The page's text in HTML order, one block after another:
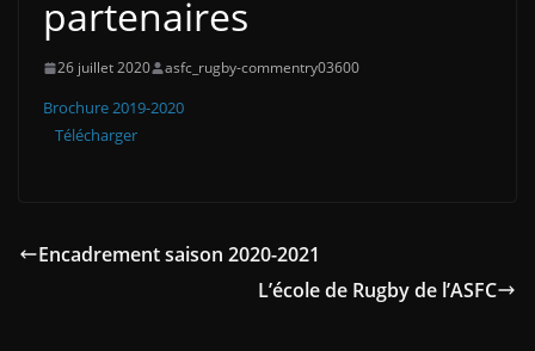
partenaires
26 juillet 2020 asfc_rugby-commentry03600
Brochure 2019-2020
Télécharger
Encadrement saison 2020-2021
L’école de Rugby de l’ASFC